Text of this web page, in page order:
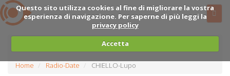
Questo sito utilizza cookies al fine di migliorare la vostra
esperienza di navigazione. Per saperne di più leggi la
privacy policy
Accetta
Home Radio-Date CHIELLO-Lupo